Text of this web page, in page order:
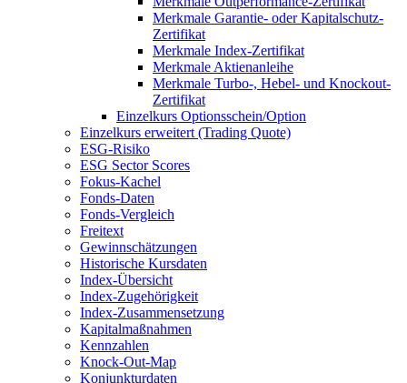
Merkmale Garantie- oder Kapitalschutz-
Zertifikat
Merkmale Index-Zertifikat
Merkmale Aktienanleihe
Merkmale Turbo-, Hebel- und Knockout-
Zertifikat
Einzelkurs Optionsschein/Option
Einzelkurs erweitert (Trading Quote)
ESG-Risiko
ESG Sector Scores
Fokus-Kachel
Fonds-Daten
Fonds-Vergleich
Freitext
Gewinnschätzungen
Historische Kursdaten
Index-Übersicht
Index-Zugehörigkeit
Index-Zusammensetzung
Kapitalmaßnahmen
Kennzahlen
Knock-Out-Map
Konjunkturdaten